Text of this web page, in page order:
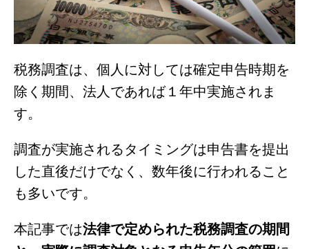
税務調査は、個人に対しては確定申告時期を
除く期間、法人であれば１年中実施されま
す。
調査が実施されるタイミングは申告書を提出
した直後だけでなく、数年後に行われること
も多いです。
本記事では法律で定められた税務調査の期間